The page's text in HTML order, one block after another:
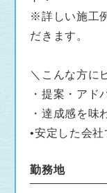
※詳しい施工
だきます。
＼こんな方に
・提案・アド
・達成感を味
•安定した会社
勤務地